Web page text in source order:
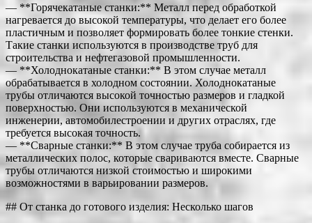
— **Горячекатаные станки:** Металл перед обработкой
нагревается до высокой температуры, что делает его более
пластичным и позволяет формировать более тонкие стенки.
Такие станки используются в производстве труб для
строительства и нефтегазовой промышленности.
— **Холоднокатаные станки:** В этом случае металл
обрабатывается в холодном состоянии. Холоднокатаные
трубы отличаются высокой точностью размеров и гладкой
поверхностью. Они используются в механической
инженерии, автомобилестроении и других отраслях, где
требуется высокая точность.
— **Сварные станки:** В этом случае труба собирается из
металлических полос, которые свариваются вместе. Сварные
трубы отличаются низкой стоимостью и широкими
возможностями в варьировании размеров.
## От станка до готового изделия: Несколько шагов